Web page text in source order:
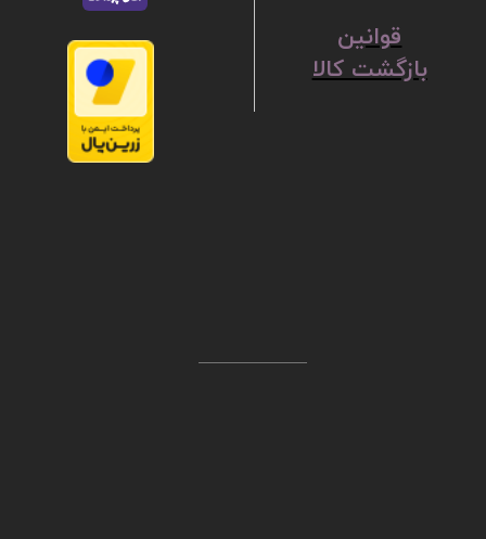
ق​​​​​​​وانین
بازگشت کالا